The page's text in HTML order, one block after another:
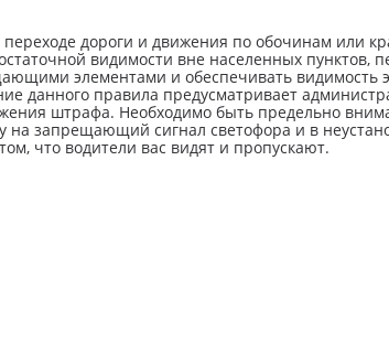
дороги и движения по обочинам или
видимости вне населенных
элементами и обеспечивать видимость
данного правила предусматривает
штрафа. Необходимо быть предельно
на запрещающий сигнал светофора и в
что водители вас видят и пропускают.